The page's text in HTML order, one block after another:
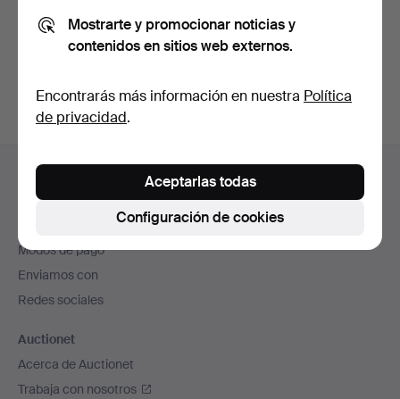
Crear cuenta
pie
de
página
Ayuda y contacto
Contacta con el servicio de atención al cliente
Todas las casas de subastas
Modos de pago
Enviamos con
Redes sociales
Auctionet
Acerca de Auctionet
Trabaja con nosotros
Mostrarte y promocionar noticias y
contenidos en sitios web externos.
Encontrarás más información en nuestra Política
de privacidad.
Configuración de cookies
Aceptarlas todas